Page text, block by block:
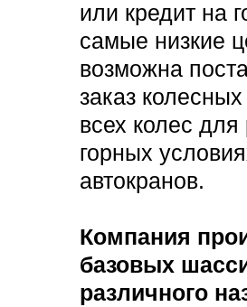
или кредит на
самые низкие
возможна
заказ
всех колес
горных
автокранов.
Компания
базовых
различного